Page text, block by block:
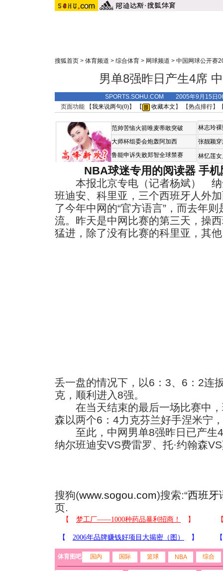
搜狐首页 > 体育频道 > 综合体育 > 网球频道 > 中国网球公开赛
男单8强昨日产生4席
SPORTS.SOHU.COM 2005年9月15日
页面功能 【我来说两句(0)】 【 收藏本文 】 【热点排行】
范帅苦恼火箭唯麦蒂敢突破
大师杯组委会炮轰阿加西
鲁能申诉失败郑智全球禁赛
林志玲
张靓颖
林忆莲
NBA球迷专用的阅读器 手
本报北京专电（记者杨斌） 纳
班迪安、科里亚，三个西班牙人外
了今年中网的“官方语言”，而去年
流。昨天是中网比赛的第三天，操
猛进，除了没有比赛的科里亚，其
丢一盘的情况下，以6：3、6：2连
克，顺利进入8强。
在当天结束的最后一场比赛中，
森以两个6：4力克芬兰好手涅米宁
至此，中网男单8强昨日已产生4
纳尔班迪安VS费雷罗、托·约翰森
搜狗(www.sogou.com)搜索:“西班牙
页.
体育图吧 国内 国际 篮球 NBA 综合